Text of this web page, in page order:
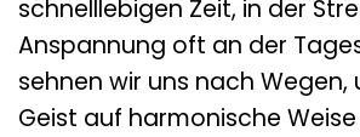
schnelllebigen Zeit, in der
Anspannung oft an der
sehnen wir uns nach Wegen,
Geist auf harmonische Weise